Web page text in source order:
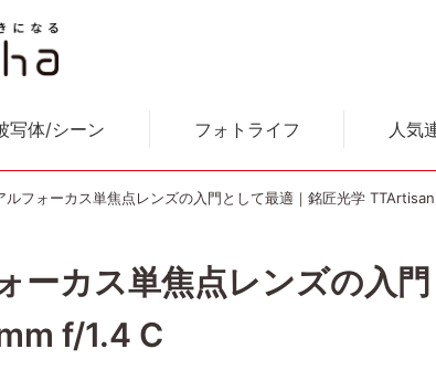
写体/シーン フォトライフ 人気
ルフォーカス単焦点レンズの入門として最適｜銘匠光学
ーカス単焦点レンズの入
f/1.4 C